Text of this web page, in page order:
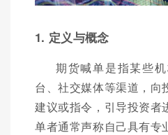
1. 定义与概念
期货喊单是指某些
台、社交媒体等渠道，向
建议或指令，引导投资者
单者通常声称自己具有专